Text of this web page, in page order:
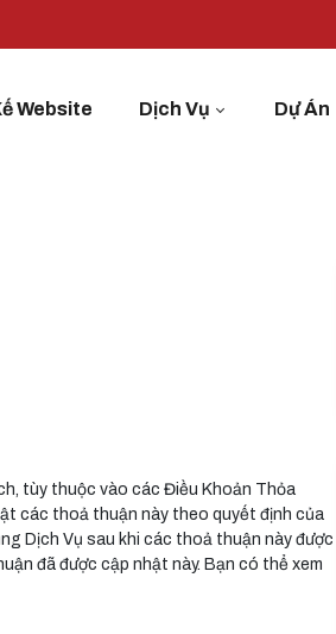
Website Dịch Vụ Dự Án
tùy thuộc vào các Điều Khoản Thỏa
các thoả thuận này theo quyết định của
Dịch Vụ sau khi các thoả thuận này được
đã được cập nhật này. Bạn có thể xem